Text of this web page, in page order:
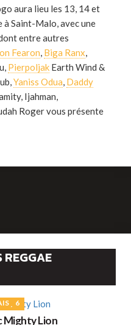
aura lieu les 13, 14 et
Saint-Malo, avec une
entre autres
Fearon, Biga Ranx,
Pierpoljak Earth Wind &
Yaniss Odua, Daddy
Ijahman,
Roger vous présente
REGGAE
6
Mighty Lion